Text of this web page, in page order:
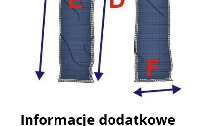
Informacje dodatkowe